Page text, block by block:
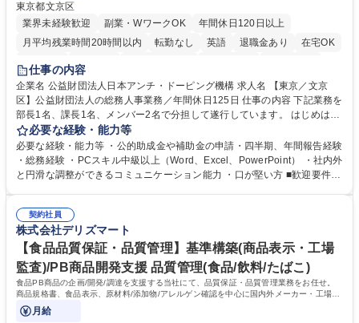
東京都文京区
業界未経験歓迎
副業・WワークOK
年間休日120日以上
月平均残業時間20時間以内
転勤なし 英語 退職金あり
在宅OK
賞与あり
育休あり
食事補助あり
仕事の内容
企業名 公益財団法人日本アンチ・ドーピング機構 求人名 【東京／文京
区】公益財団法人の総務人事業務／年間休日125日 仕事の内容 下記業務を
部長1名、課長1名、メンバー2名で分担して遂行しています。 はじめは担
当者として業務を覚えていただき、ゆくゆくはリーダーやマネージャーポ
ジションとして活躍いただくことを期待しています。 【総務・人事グルー
プの業務内容】 ・人事制度関連 ・採用活動 ・教育研修の企画、実行 ・勤
怠管理 ・官公庁への各種提出 ・法定の会議運営（評議員会、理事会） ・
管理 ・福利厚生関連 ・職員からの問合せ、相談対応 ・その他日常の総務
業務全般 募集職種 【東京／文京区】公益財団法人の総務人事業務／年間
休日125日
必要な経験・能力等
必要な経験・能力等 ・公的助成金や補助金の申請・四半期、年間報告経験
・総務経験 ・PCスキル中級以上（Word、Excel、PowerPoint） ・社内外
と円滑な調整ができるコミュニケーション能力 ・口が堅い方 ■歓迎要件
契約社員
株式会社デリズマート
【食品品質保証・品質管理】基準構築(商品表示・工場
監査)/PB商品開発支援 品質管理(食品/飲料/たばこ)
食品PB商品の企画/開発/調達を支援する当社にて、品質保証・品質管理業務をお任せ。
商品規格書、食品表示、原材料/添加物/アレルゲン確認を中心に国内外メーカー・工場の
品質基準整備から発売後対応まで担います。
月給